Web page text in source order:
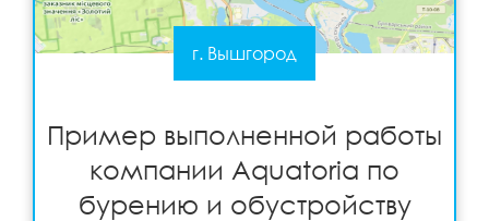
Пример выполненной работы компании
Aquatoria по бурению и обустройству
Подробнее View
г. Вышгород
Пример выполненной работы
компании Aquatoria по
бурению и обустройству